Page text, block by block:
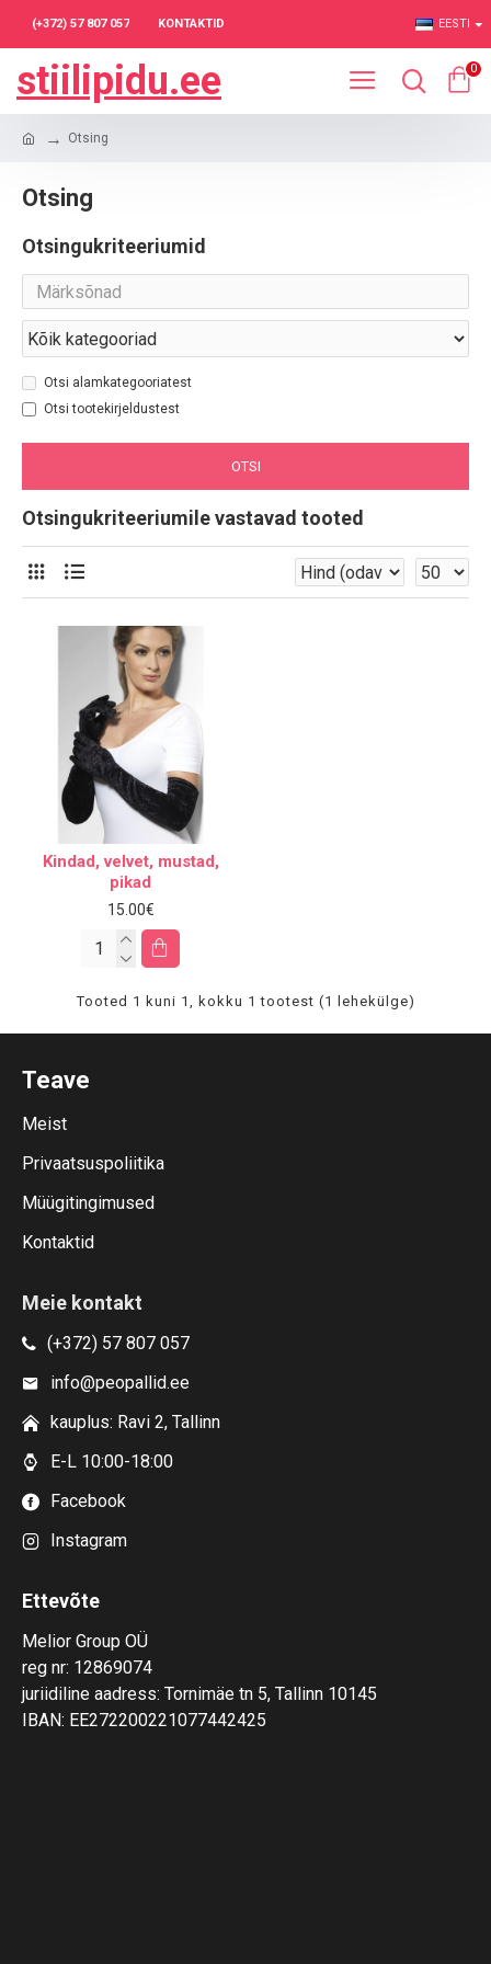
(+372) 57 807 057 KONTAKTID EESTI
stiilipidu.ee 0
Otsing
Otsing
Otsingukriteeriumid
Otsi alamkategooriatest
Otsi tootekirjeldustest
OTSI
Otsingukriteeriumile vastavad tooted
Kindad, velvet, mustad,
pikad
15.00€
Tooted 1 kuni 1, kokku 1 tootest (1 lehekülge)
Teave
Meist
Privaatsuspoliitika
Müügitingimused
Kontaktid
Meie kontakt
(+372) 57 807 057
info@peopallid.ee
kauplus: Ravi 2, Tallinn
E-L 10:00-18:00
Facebook
Instagram
Ettevõte
Melior Group OÜ
reg nr: 12869074
juriidiline aadress: Tornimäe tn 5, Tallinn 10145
IBAN: EE272200221077442425